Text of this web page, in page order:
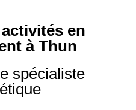
en
à Thun
spécialiste